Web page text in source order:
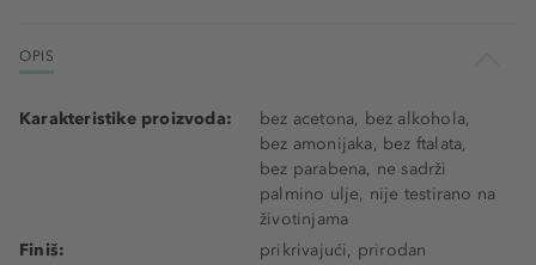
OPIS
Karakteristike proizvoda:
bez acetona, bez alkohola,
bez amonijaka, bez ftalata,
bez parabena, ne sadrži
palmino ulje, nije testirano na
životinjama
Finiš:
prikrivajući, prirodan